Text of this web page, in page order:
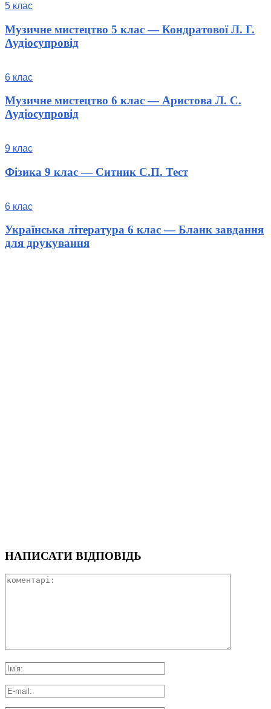
5 клас
Музичне мистецтво 5 клас — Кондратової Л. Г.
Аудіосупровід
6 клас
Музичне мистецтво 6 клас — Аристова Л. С.
Аудіосупровід
9 клас
Фізика 9 клас — Ситник С.П. Тест
6 клас
Українська література 6 клас — Бланк завдання
для друкування
НАПИСАТИ ВІДПОВІДЬ